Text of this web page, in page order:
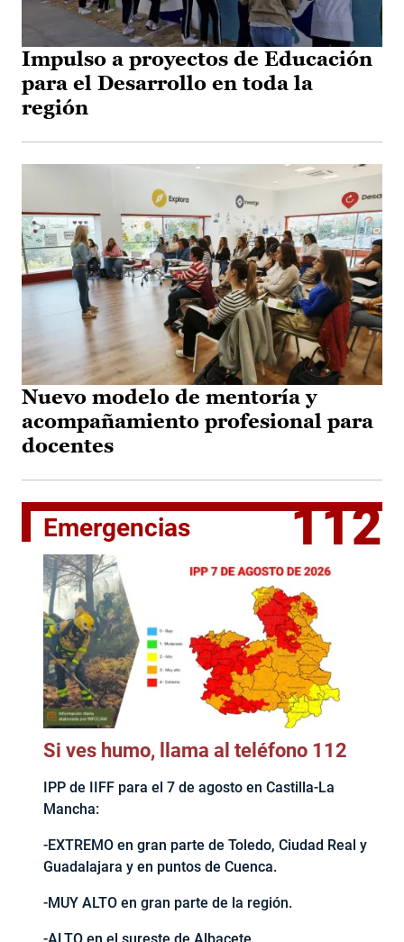
Impulso a proyectos de Educación
para el Desarrollo en toda la
región
Nuevo modelo de mentoría y
acompañamiento profesional para
docentes
Emergencias 112
Si ves humo, llama al teléfono 112
IPP de IIFF para el 7 de agosto en Castilla-La
Mancha:
-EXTREMO en gran parte de Toledo, Ciudad Real y
Guadalajara y en puntos de Cuenca.
-MUY ALTO en gran parte de la región.